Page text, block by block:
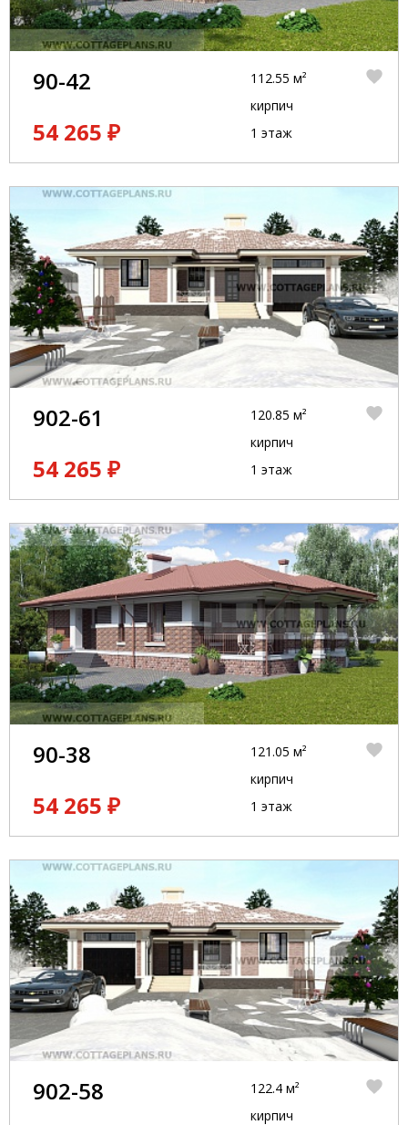
90-42
54 265 ₽
112.55 м²
кирпич
1 этаж
902-61
54 265 ₽
120.85 м²
кирпич
1 этаж
90-38
54 265 ₽
121.05 м²
кирпич
1 этаж
902-58
122.4 м²
кирпич